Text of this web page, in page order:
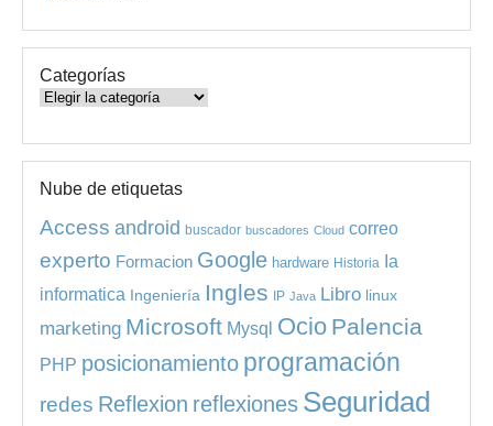
Categorías
Categorías
Nube de etiquetas
Access android buscador buscadores Cloud correo
experto Formacion Google hardware Historia Ia
informatica Ingeniería Ingles IP Java Libro linux
marketing Microsoft Mysql Ocio Palencia
PHP posicionamiento programación
redes Reflexion reflexiones Seguridad